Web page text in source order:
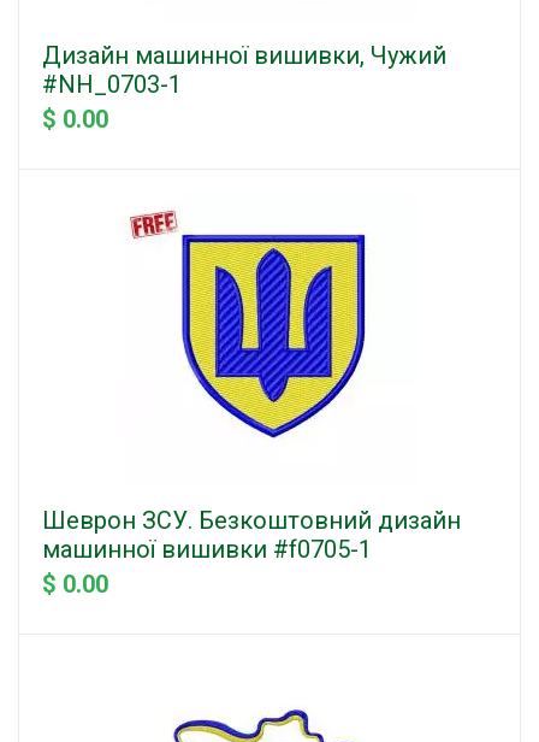
Дизайн машинної вишивки, Чужий
#NH_0703-1
$ 0.00
Шеврон ЗСУ. Безкоштовний дизайн
машинної вишивки #f0705-1
$ 0.00